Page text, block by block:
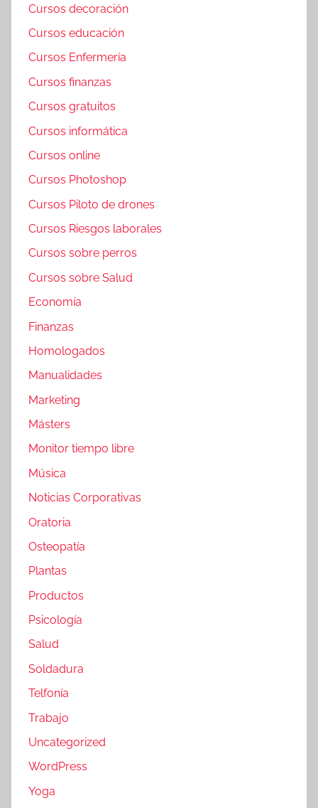
Cursos decoración
Cursos educación
Cursos Enfermería
Cursos finanzas
Cursos gratuitos
Cursos informática
Cursos online
Cursos Photoshop
Cursos Piloto de drones
Cursos Riesgos laborales
Cursos sobre perros
Cursos sobre Salud
Economía
Finanzas
Homologados
Manualidades
Marketing
Másters
Monitor tiempo libre
Música
Noticias Corporativas
Oratoria
Osteopatía
Plantas
Productos
Psicología
Salud
Soldadura
Telfonía
Trabajo
Uncategorized
WordPress
Yoga